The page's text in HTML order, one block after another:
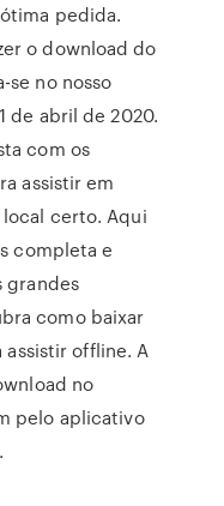
pedida.
o download do
se no nosso
de abril de 2020.
com os
assistir em
certo. Aqui
completa e
grandes
como baixar
offline. A
no
pelo aplicativo